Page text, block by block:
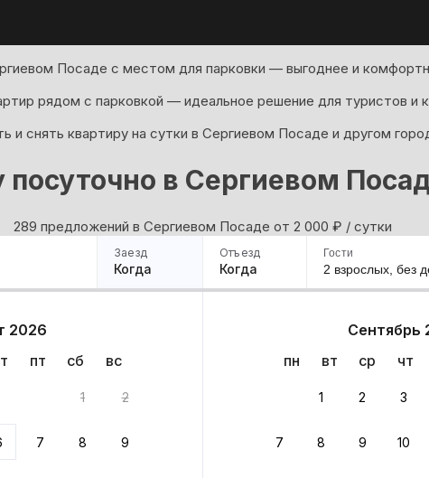
Посаде с местом для парковки — выгоднее и
рядом с парковкой — идеальное решение для туристов и
и снять квартиру на сутки в Сергиевом Посаде и другом
посуточно в Сергиевом
289 предложений в Сергиевом Посаде oт 2 000 ₽ / сутки
Заезд
Когда
Отъезд
Когда
2026
пт сб вс
1 2
7 8 9
Сентябрь
пн
вт ср чт
1 2 3
7 8 9 10
Гости
2 взрослых, без
вариантов